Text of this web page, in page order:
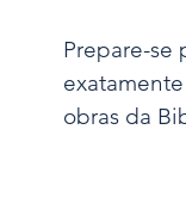
FestasPrepare-se
obras da